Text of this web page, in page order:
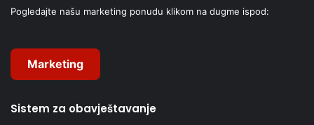
Pogledajte našu marketing ponudu klikom na dugme ispod:
Marketing
Sistem za obavještavanje